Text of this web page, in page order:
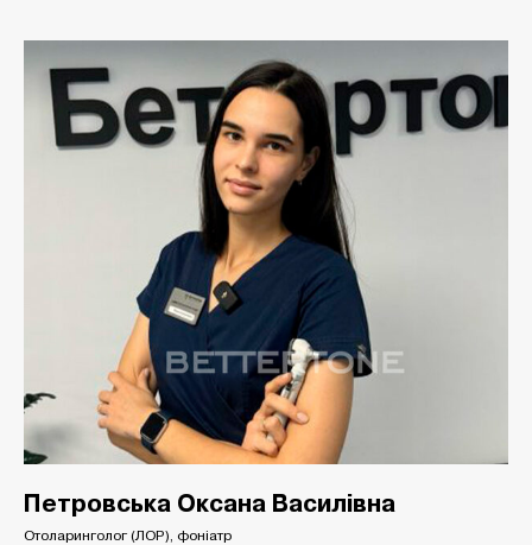
Петровська Оксана Василівна
Отоларинголог (ЛОР), фоніатр